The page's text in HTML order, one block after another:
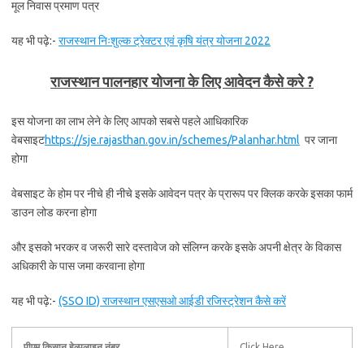
मूल निवास प्रमाण पत्र
यह भी पढ़े:- राजस्थान निःशुल्क ट्रेक्टर एवं कृषि यंत्र योजना 2022
राजस्थान पालनहार योजना के लिए आवेदन कैसे करे ?
इस योजना का लाभ लेने के लिए आपको सबसे पहले आधिकारिक
वेबसाइटhttps://sje.rajasthan.gov.in/schemes/Palanhar.html पर जाना
होगा
वेबसाइट के होम पर नीचे ही नीचे इसके आवेदन पत्र के प्रारूप पर क्लिक करके इसका फार्म
डाउन लोड करना होगा
और इसको भरकर व जरूरी सारे दस्तावेज को संलिग्न करके इसके अपनी क्षेत्र के विकास
अधिकारी के पास जमा करवाना होगा
यह भी पढ़े:- (SSO ID) राजस्थान एसएसओ आईडी रजिस्ट्रेशन कैसे करें